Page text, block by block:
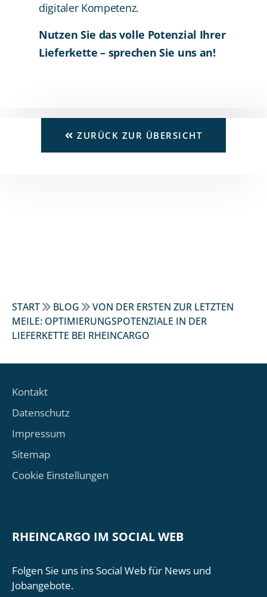
digitaler Kompetenz.
Nutzen Sie das volle Potenzial Ihrer
Lieferkette – sprechen Sie uns an!
ZURÜCK ZUR ÜBERSICHT
START BLOG
VON DER ERSTEN ZUR LETZTEN
MEILE: OPTIMIERUNGSPOTENZIALE IN DER
LIEFERKETTE BEI RHEINCARGO
Kontakt
Datenschutz
Impressum
Sitemap
Cookie Einstellungen
RHEINCARGO IM SOCIAL WEB
Folgen Sie uns ins Social Web für News und
Jobangebote.